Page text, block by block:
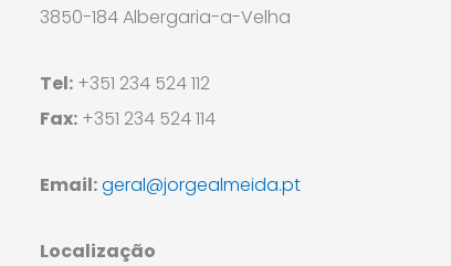
3850-184 Albergaria-a-Velha
Tel: +351 234 524 112
Fax: +351 234 524 114
Email:geral@jorgealmeida.pt
Localização